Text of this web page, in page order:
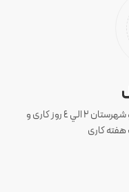
ارسال سفارش های تهران 1 الی 3 روز کاری و شهرستان ٢ الي ٤ روز کاری و
کاری